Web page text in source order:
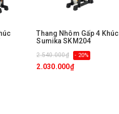
Thang Nhôm Gấp 4 Khúc
Sumika SKM204
2.540.000₫ - 20%
2.030.000₫